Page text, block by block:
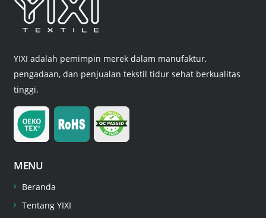
YIXI adalah pemimpin merek dalam manufaktur,
pengadaan, dan penjualan tekstil tidur sehat berkualitas
tinggi.
MENU
Beranda
Tentang YIXI